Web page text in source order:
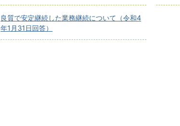
良質で安定継続した業務継続について（令和4
年1⽉31⽇回答）